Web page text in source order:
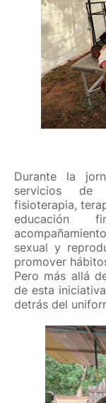
Durante la
servicios de
fisioterapia,
educación
sexual y
promover
Pero más allá
de esta
detrás del